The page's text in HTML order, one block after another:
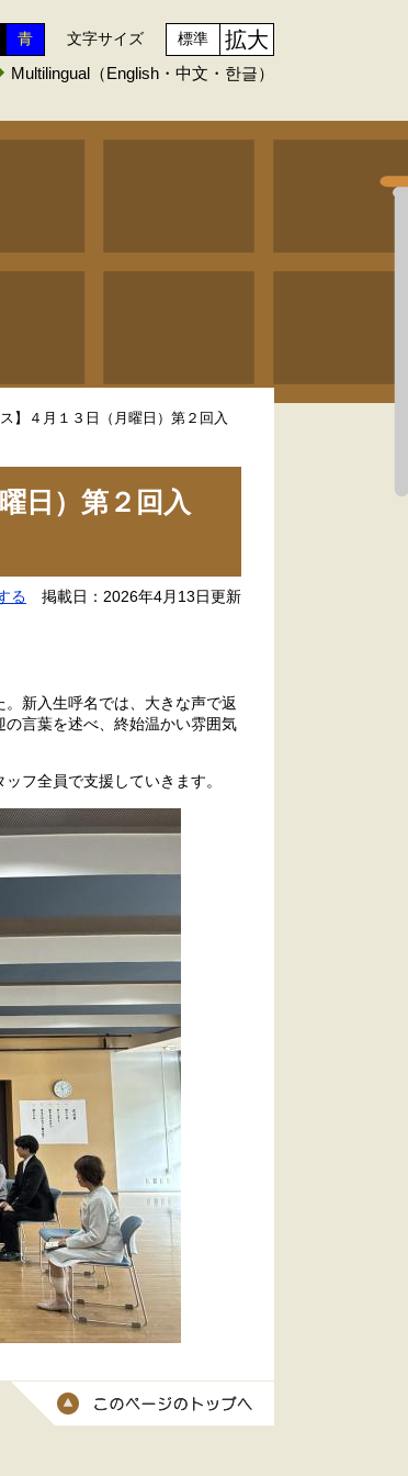
青 文字サイズ 標準 拡大
Multilingual（English・中文・한글）
】４月１３日（月曜日）第２回入
日）第２回入
る 掲載日：2026年4月13日更新
新入生呼名では、大きな声で返
言葉を述べ、終始温かい雰囲気
フ全員で支援していきます。